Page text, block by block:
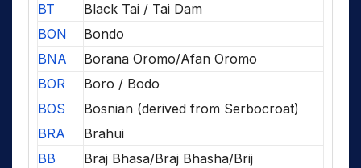
BT
Black Tai / Tai Dam
BON
Bondo
BNA
Borana Oromo/Afan Oromo
BOR
Boro / Bodo
BOS
Bosnian (derived from Serbocroat)
BRA
Brahui
BB
Braj Bhasa/Braj Bhasha/Brij